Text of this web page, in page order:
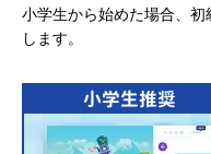
小学生から始めた場合、
します。
小学生推奨